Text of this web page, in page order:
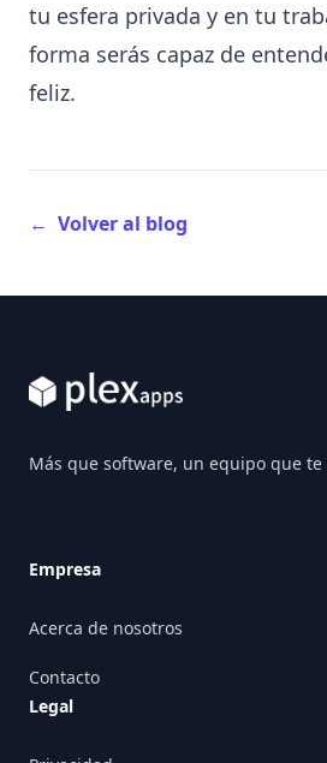
tu esfera privada y en tu
forma serás capaz de
feliz.
← Volver al blog
Más que software, un equipo que te
Empresa
Acerca de nosotros
Contacto
Legal